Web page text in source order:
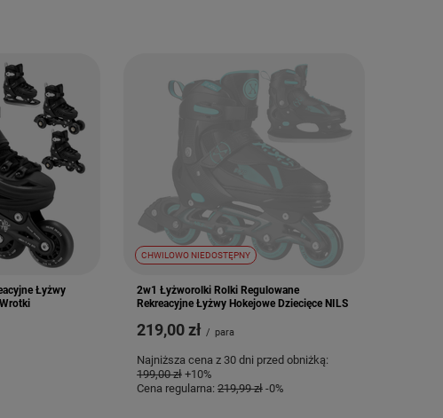
Łyżwy
CHWILOWO NIEDOSTĘPNY
2w1 Łyżworolki Rolki Regulowane
Rekreacyjne Łyżwy Hokejowe Dziecięce NILS
219,00 zł / para
Najniższa cena z 30 dni przed obniżką:
199,00 zł +10%
Cena regularna: 219,99 zł -0%